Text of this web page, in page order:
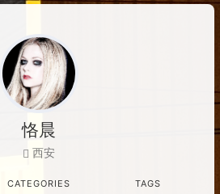
恪晨
西安
CATEGORIES TAGS